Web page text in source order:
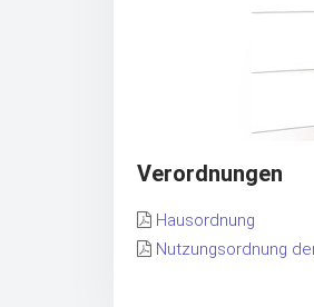
Verordnungen
Hausordnung
Nutzungsordnung